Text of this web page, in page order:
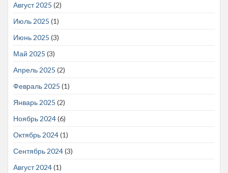
Август 2025 (2)
Июль 2025 (1)
Июнь 2025 (3)
Май 2025 (3)
Апрель 2025 (2)
Февраль 2025 (1)
Январь 2025 (2)
Ноябрь 2024(6)
Октябрь 2024(1)
Сентябрь 2024(3)
Август 2024(1)